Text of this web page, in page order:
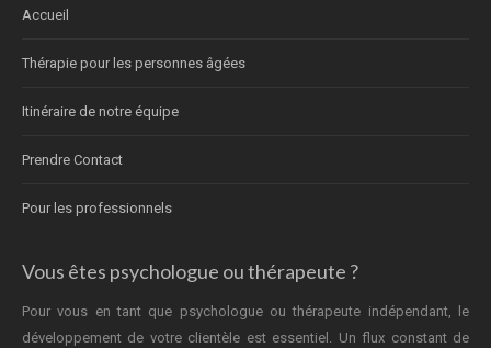
Accueil
Thérapie pour les personnes âgées
Itinéraire de notre équipe
Prendre Contact
Pour les professionnels
Vous êtes psychologue ou thérapeute ?
Pour vous en tant que psychologue ou thérapeute indépendant, le
développement de votre clientèle est essentiel. Un flux constant de